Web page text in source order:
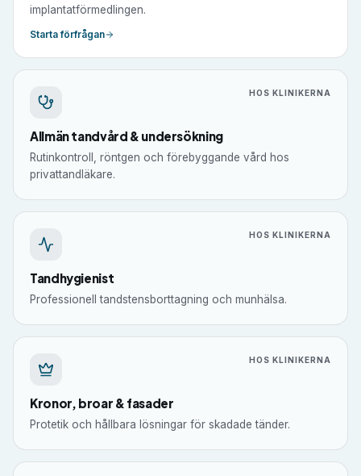
implantatförmedlingen.
Starta förfrågan
HOS KLINIKERNA
Allmän tandvård & undersökning
Rutinkontroll, röntgen och förebyggande vård hos
privattandläkare.
HOS KLINIKERNA
Tandhygienist
Professionell tandstensborttagning och munhälsa.
HOS KLINIKERNA
Kronor, broar & fasader
Protetik och hållbara lösningar för skadade tänder.